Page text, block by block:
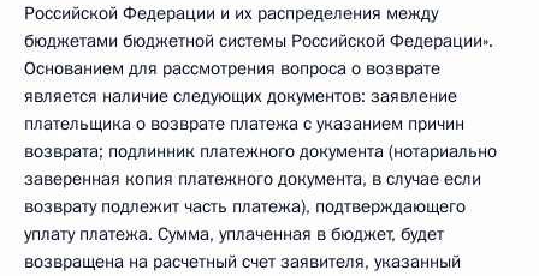
Российской Федерации и их распределения между
бюджетами бюджетной системы Российской Федерации».
Основанием для рассмотрения вопроса о возврате
является наличие следующих документов: заявление
плательщика о возврате платежа с указанием причин
возврата; подлинник платежного документа (нотариально
заверенная копия платежного документа, в случае если
возврату подлежит часть платежа), подтверждающего
уплату платежа. Сумма, уплаченная в бюджет, будет
возвращена на расчетный счет заявителя, указанный